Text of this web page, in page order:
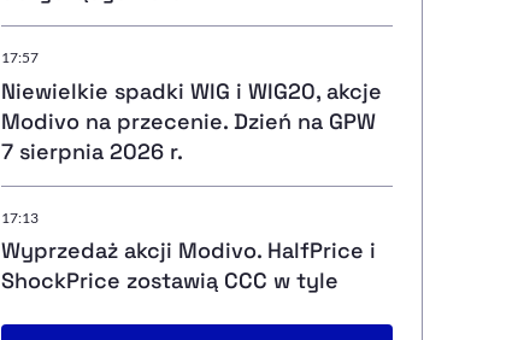
17:57
Niewielkie spadki WIG i WIG20, akcje
Modivo na przecenie. Dzień na GPW
7 sierpnia 2026 r.
17:13
Wyprzedaż akcji Modivo. HalfPrice i
ShockPrice zostawią CCC w tyle